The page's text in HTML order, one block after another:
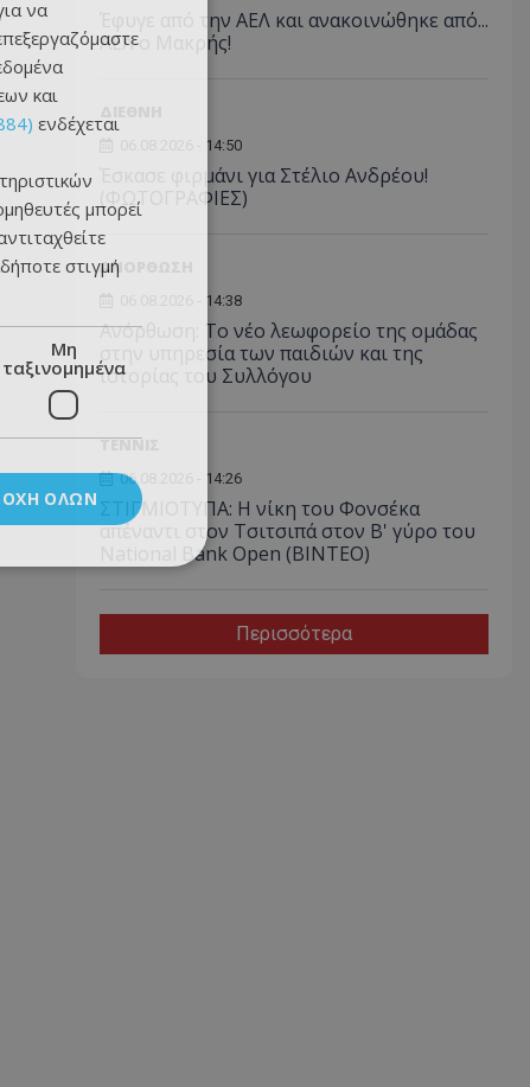
Έφυγε από την ΑΕΛ και ανακοινώθηκε από...
ΑΕΛ ο Μακρής!
06.08.2026 - 14:50
Έσκασε φιρμάνι για Στέλιο Ανδρέου!
(ΦΩΤΟΓΡΑΦΙΕΣ)
ΑΝΟΡΘΩΣΗ
06.08.2026 - 14:38
Ανόρθωση: Το νέο λεωφορείο της ομάδας
στην υπηρεσία των παιδιών και της
ιστορίας του Συλλόγου
ΤΕΝΝΙΣ
06.08.2026 - 14:26
ΣΤΙΓΜΙΟΤΥΠΑ: Η νίκη του Φονσέκα
απέναντι στον Τσιτσιπά στον Β' γύρο του
National Bank Open (ΒΙΝΤΕΟ)
Περισσότερα
να
και
ενδέχεται
μπορεί
στιγμή
Μη
ταξινομημένα
ΌΛΩΝ